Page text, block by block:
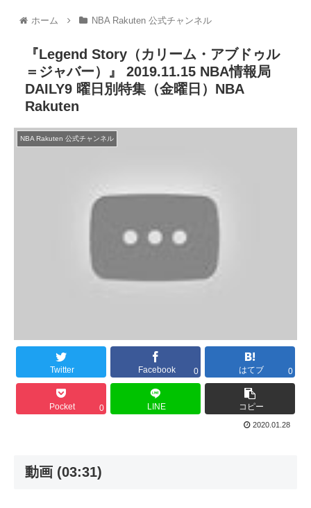
ホーム NBA Rakuten 公式チャンネル
『Legend Story（カリーム・アブドゥル
＝ジャバー）』 2019.11.15 NBA情報局
DAILY9 曜日別特集（金曜日）NBA
Rakuten
NBA Rakuten 公式チャンネル
Twitter Facebook 0 はてブ 0
Pocket 0 LINE コピー
2020.01.28
動画 (03:31)